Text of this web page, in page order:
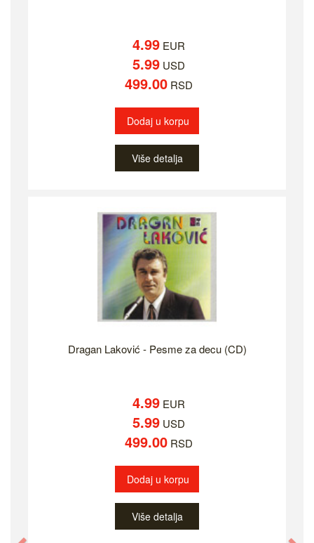
4.99 EUR
5.99 USD
499.00 RSD
Dodaj u korpu
Više detalja
Dragan Laković - Pesme za decu (CD)
4.99 EUR
5.99 USD
499.00 RSD
Dodaj u korpu
Više detalja